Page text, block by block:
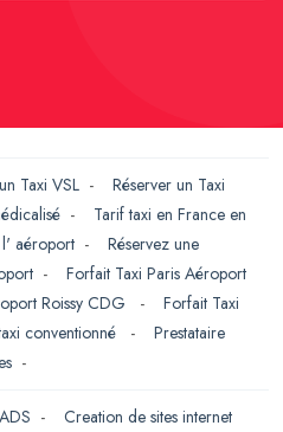
Taxi VSL - Réserver un Taxi
- Tarif taxi en France en
aéroport - Réservez une
- Forfait Taxi Paris Aéroport
Roissy CDG - Forfait Taxi
conventionné - Prestataire
-
- Creation de sites internet